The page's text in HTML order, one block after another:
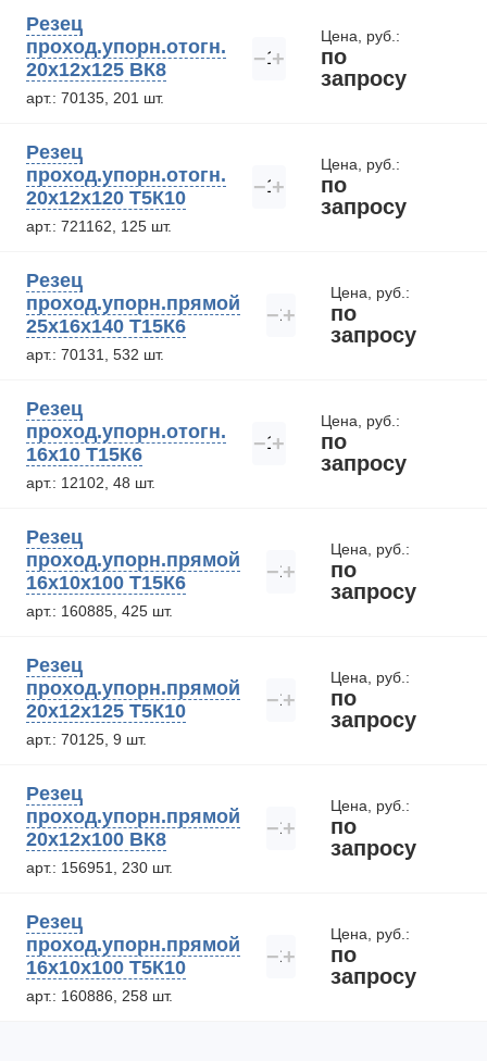
Резец
проход.упорн.отогн.
20х12х125 ВК8
арт.: 70135, 201 шт.
− +
Цена, руб.:
по
запросу
Резец
проход.упорн.отогн.
20х12х120 Т5К10
арт.: 721162, 125 шт.
− +
Цена, руб.:
по
запросу
Резец
проход.упорн.прямой
25х16х140 Т15К6
арт.: 70131, 532 шт.
− +
Цена, руб.:
по
запросу
Резец
проход.упорн.отогн.
16х10 Т15К6
арт.: 12102, 48 шт.
− +
Цена, руб.:
по
запросу
Резец
проход.упорн.прямой
16х10х100 Т15К6
арт.: 160885, 425 шт.
− +
Цена, руб.:
по
запросу
Резец
проход.упорн.прямой
20х12х125 Т5К10
арт.: 70125, 9 шт.
− +
Цена, руб.:
по
запросу
Резец
проход.упорн.прямой
20х12х100 ВК8
арт.: 156951, 230 шт.
− +
Цена, руб.:
по
запросу
Резец
проход.упорн.прямой
16х10х100 Т5К10
арт.: 160886, 258 шт.
− +
Цена, руб.:
по
запросу